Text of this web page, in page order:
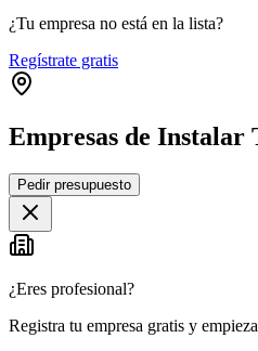
¿Tu empresa no está en la lista?
Regístrate gratis
Empresas de Instalar
+
−
Pedir presupuesto
¿Eres profesional?
Registra tu empresa gratis y